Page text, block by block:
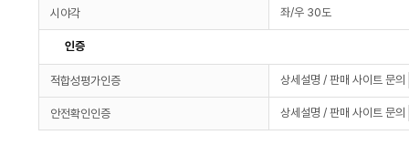
시야각 좌/우 30도
인증
적합성평가인증 상세설명 / 판매 사이트 문의
안전확인인증 상세설명 / 판매 사이트 문의